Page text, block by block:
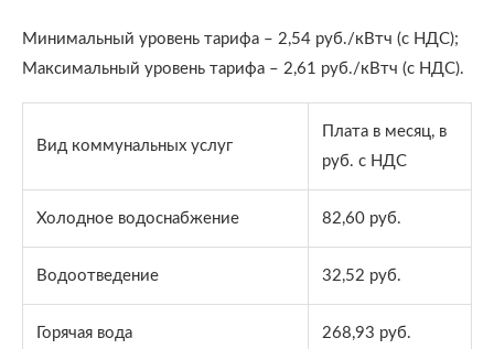
Минимальный уровень тарифа – 2,54 руб./кВтч (с НДС);
Максимальный уровень тарифа – 2,61 руб./кВтч (с НДС).
Вид коммунальных услуг
Плата в месяц, в
руб. с НДС
Холодное водоснабжение 82,60 руб.
Водоотведение 32,52 руб.
Горячая вода 268,93 руб.